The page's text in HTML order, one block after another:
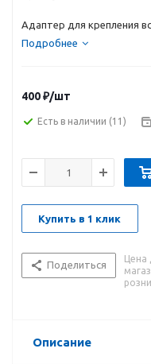
Адаптер для крепления
Подробнее
400₽/шт
Есть в наличии (11)
Купить в 1 клик
Поделиться
Описание